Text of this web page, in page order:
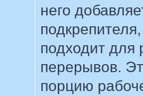
него
подходит для
перерывов.
порцию